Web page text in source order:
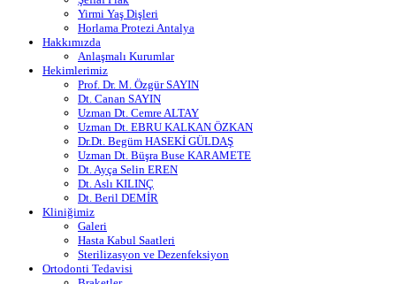
Yirmi Yaş Dişleri
Horlama Protezi Antalya
Hakkımızda
Anlaşmalı Kurumlar
Hekimlerimiz
Prof. Dr. M. Özgür SAYIN
Dt. Canan SAYIN
Uzman Dt. Cemre ALTAY
Uzman Dt. EBRU KALKAN ÖZKAN
Dr.Dt. Begüm HASEKİ GÜLDAŞ
Uzman Dt. Büşra Buse KARAMETE
Dt. Ayça Selin EREN
Dt. Aslı KILINÇ
Dt. Beril DEMİR
Kliniğimiz
Galeri
Hasta Kabul Saatleri
Sterilizasyon ve Dezenfeksiyon
Ortodonti Tedavisi